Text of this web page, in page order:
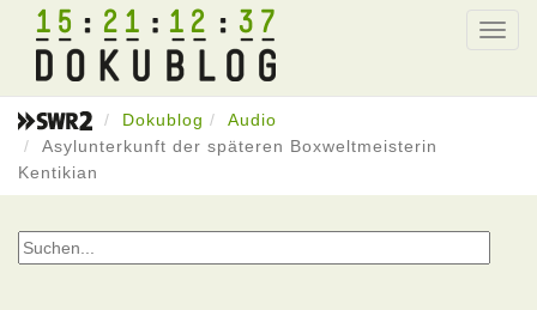
15 21 12 37
Dokublog
Audio
Asylunterkunft der späteren Boxweltmeisterin
Kentikian